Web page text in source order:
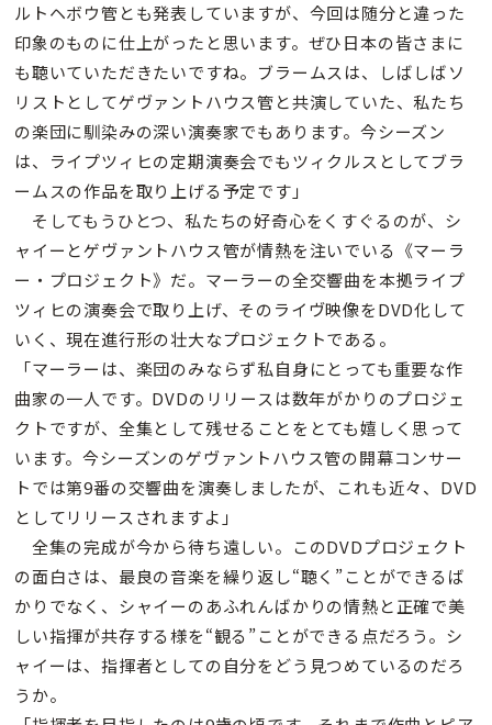
ルトヘボウ管とも発表していますが、今回は随分と違った
印象のものに仕上がったと思います。ぜひ日本の皆さまに
も聴いていただきたいですね。ブラームスは、しばしばソ
リストとしてゲヴァントハウス管と共演していた、私たち
の楽団に馴染みの深い演奏家でもあります。今シーズン
は、ライプツィヒの定期演奏会でもツィクルスとしてブラ
ームスの作品を取り上げる予定です」
そしてもうひとつ、私たちの好奇心をくすぐるのが、シ
ャイーとゲヴァントハウス管が情熱を注いでいる《マーラ
ー・プロジェクト》だ。マーラーの全交響曲を本拠ライプ
ツィヒの演奏会で取り上げ、そのライヴ映像をDVD化して
いく、現在進行形の壮大なプロジェクトである。
「マーラーは、楽団のみならず私自身にとっても重要な作
曲家の一人です。DVDのリリースは数年がかりのプロジェ
クトですが、全集として残せることをとても嬉しく思って
います。今シーズンのゲヴァントハウス管の開幕コンサー
トでは第9番の交響曲を演奏しましたが、これも近々、DVD
としてリリースされますよ」
全集の完成が今から待ち遠しい。このDVDプロジェクト
の面白さは、最良の音楽を繰り返し“聴く”ことができるば
かりでなく、シャイーのあふれんばかりの情熱と正確で美
しい指揮が共存する様を“観る”ことができる点だろう。シ
ャイーは、指揮者としての自分をどう見つめているのだろ
うか。